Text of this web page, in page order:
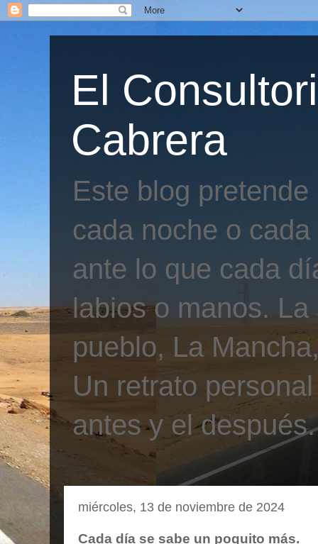
El
Cabrera
Este blog
cada noche o
ante lo que cada
labios o manos.
pueblo, La
Un retrato
antes y el después.
miércoles, 13 de noviembre de 2024
Cada día se sabe un poquito más.